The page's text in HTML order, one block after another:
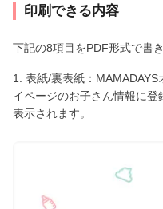
印刷できる内容
下記の8項目をPDF形式で書
1. 表紙/裏表紙：
イページのお子さん情報に
表示されます。